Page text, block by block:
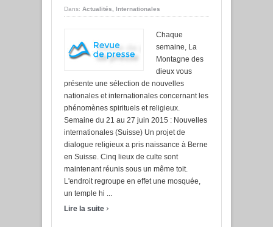
Dans: Actualités, Internationales
Chaque
semaine, La
Montagne des
dieux vous
présente une sélection de nouvelles
nationales et internationales concernant les
phénomènes spirituels et religieux.
Semaine du 21 au 27 juin 2015 : Nouvelles
internationales (Suisse) Un projet de
dialogue religieux a pris naissance à Berne
en Suisse. Cinq lieux de culte sont
maintenant réunis sous un même toit.
L'endroit regroupe en effet une mosquée,
un temple hi ...
Lire la suite ›